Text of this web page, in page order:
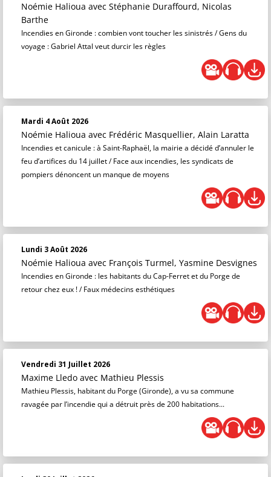
Noémie Halioua avec Stéphanie Duraffourd, Nicolas
Barthe
Incendies en Gironde : combien vont toucher les sinistrés / Gens du
voyage : Gabriel Attal veut durcir les règles
Mardi 4 Août 2026
Noémie Halioua avec Frédéric Masquellier, Alain Laratta
Incendies et canicule : à Saint-Raphaël, la mairie a décidé d’annuler le
feu d’artifices du 14 juillet / Face aux incendies, les syndicats de
pompiers dénoncent un manque de moyens
Lundi 3 Août 2026
Noémie Halioua avec François Turmel, Yasmine Desvignes
Incendies en Gironde : les habitants du Cap-Ferret et du Porge de
retour chez eux ! / Faux médecins esthétiques
Vendredi 31 Juillet 2026
Maxime Lledo avec Mathieu Plessis
Mathieu Plessis, habitant du Porge (Gironde), a vu sa commune
ravagée par l’incendie qui a détruit près de 200 habitations...